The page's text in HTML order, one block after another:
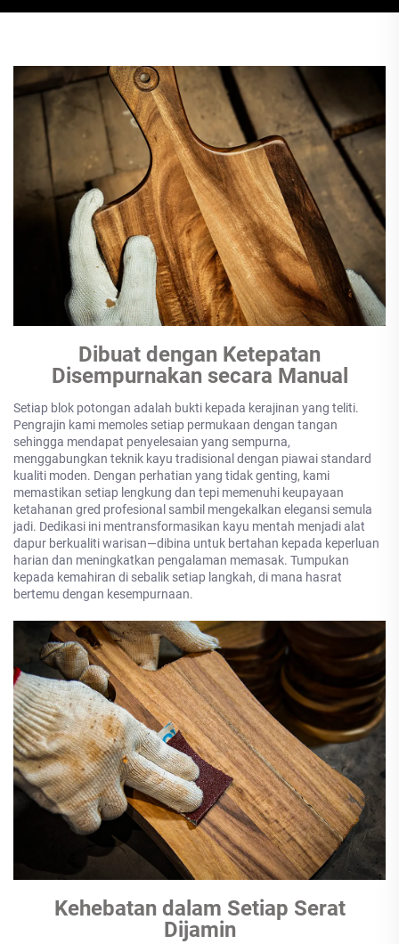
Dibuat dengan Ketepatan
Disempurnakan secara Manual
Setiap blok potongan adalah bukti kepada kerajinan yang teliti.
Pengrajin kami memoles setiap permukaan dengan tangan
sehingga mendapat penyelesaian yang sempurna,
menggabungkan teknik kayu tradisional dengan piawai standard
kualiti moden. Dengan perhatian yang tidak genting, kami
memastikan setiap lengkung dan tepi memenuhi keupayaan
ketahanan gred profesional sambil mengekalkan elegansi semula
jadi. Dedikasi ini mentransformasikan kayu mentah menjadi alat
dapur berkualiti warisan—dibina untuk bertahan kepada keperluan
harian dan meningkatkan pengalaman memasak. Tumpukan
kepada kemahiran di sebalik setiap langkah, di mana hasrat
bertemu dengan kesempurnaan.
Kehebatan dalam Setiap Serat
Dijamin